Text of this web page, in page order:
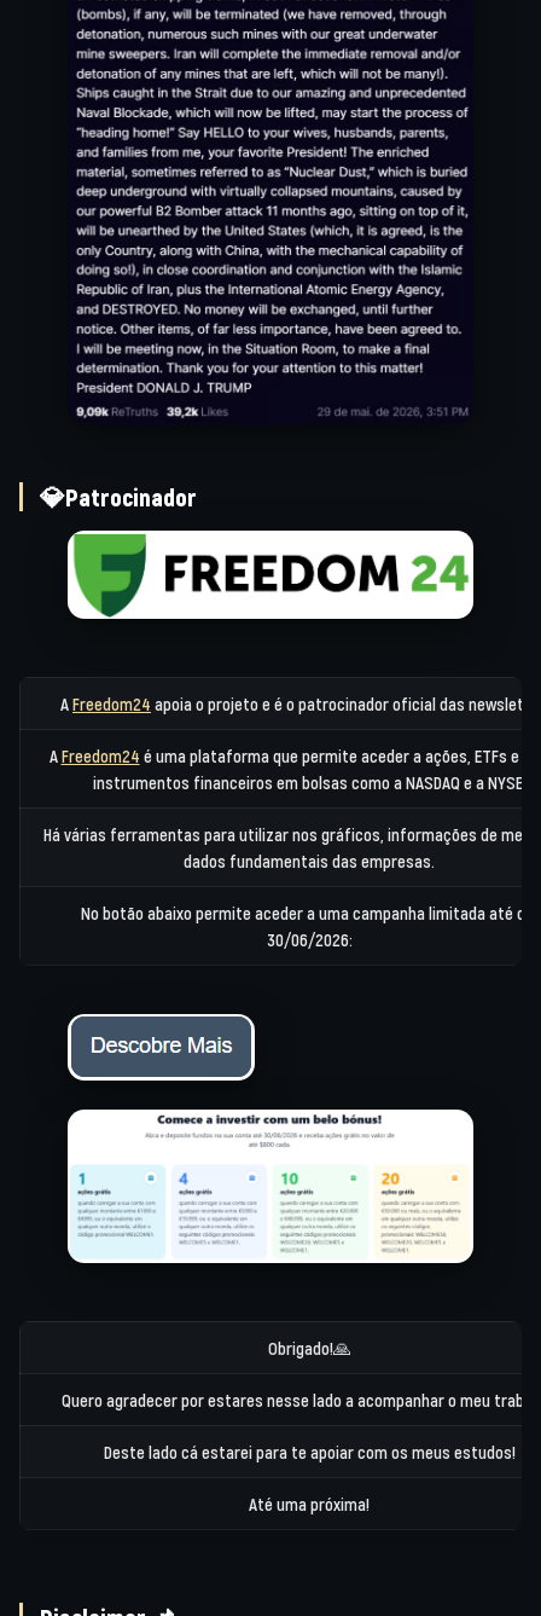
💎Patrocinador
AFreedom24 apoia o projeto e é o patrocinador oficial das
AFreedom24 é uma plataforma que permite aceder a ações, ETFs e
instrumentos financeiros em bolsas como a NASDAQ e a NYSE.
Há várias ferramentas para utilizar nos gráficos, informações de
dados fundamentais das empresas.
No botão abaixo permite aceder a uma campanha limitada até dia
30/06/2026:
Obrigado!🙏
Quero agradecer por estares nesse lado a acompanhar o meu
Deste lado cá estarei para te apoiar com os meus estudos!
Até uma próxima!